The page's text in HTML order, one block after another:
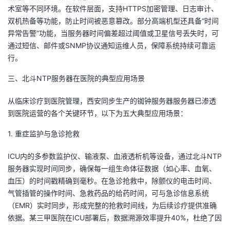
术室等不同环境。在软件层面，支持HTTPS加密管理、日志审计、
双机热备等功能，防止时间被恶意篡改。部分高端机型还具备“时间
异常告警”功能，当服务器时间偏差超过阈值或卫星信号丢失时，可
通过短信、邮件或SNMP协议通知运维人员，保障系统持续可靠运
行。
三、北斗NTP服务器在医院的典型应用场景
从临床诊疗到医院管理，西安同步生产的铷钟服务器服务器已渗透
到医院运营的各个关键环节，以下为五大典型应用场景：
1. 重症监护与急诊抢救
ICU内的多参数监护仪、输液泵、血液透析机等设备，通过北斗NTP
服务器实现时间同步，确保每一组生命体征数据（如心率、血氧、
血压）的时间戳精确到毫秒。在急诊抢救中，除颤仪的电击时间、
气管插管的操作时间、急救药品的给药时间，可与急诊信息系统
（EMR）实时同步，形成完整的抢救时间线，为后续诊疗提供准确
依据。某三甲医院在ICU部署后，数据溯源效率提升40%，杜绝了因